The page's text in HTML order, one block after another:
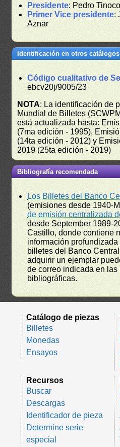
Presidente: Pedro Tinoco
Primer Vice presidente:
Aznar
Identificación en otros catálogos
Código cualitativo de
ebcv20j/9005/23
NOTA: La identificación de
Mundial de Billetes
está actualizada hasta:
(7ma edición - 1995),
(14ta edición - 2012) y
2019 (25ta edición - 2019)
Bibliografía recomendada
Los Billetes del Banco
(emisiones desde 1940-
de emisión centralizada
desde September 1989-
Castillo, donde contiene
información
billetes del Banco
adquirir un ejemplar
de correo indicada en las
bibliográficas.
Catálogo de piezas
Billetes
Monedas
Ensayos
Recursos
Buscar
Descargas
Identificador de pieza
Determine serie
especial